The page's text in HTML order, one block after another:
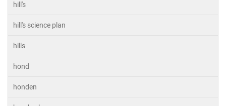
hill's
hill's science plan
hills
hond
honden